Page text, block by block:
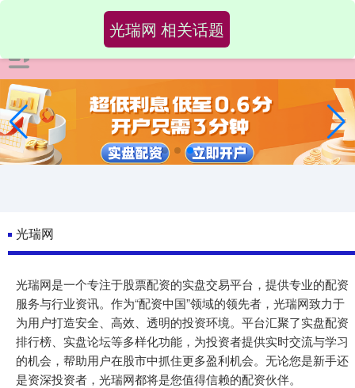
光瑞网
光瑞网是一个专注于股票配资的实盘交易平台，提供专业的配资
服务与行业资讯。作为“配资中国”领域的领先者，光瑞网致力于
为用户打造安全、高效、透明的投资环境。平台汇聚了实盘配资
排行榜、实盘论坛等多样化功能，为投资者提供实时交流与学习
的机会，帮助用户在股市中抓住更多盈利机会。无论您是新手还
是资深投资者，光瑞网都将是您值得信赖的配资伙伴。
光瑞网 相关话题